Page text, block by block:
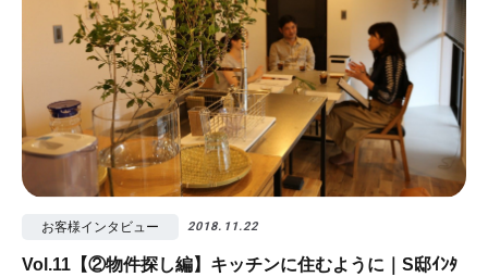
お客様インタビュー 2018.11.22
Vol.11【②物件探し編】キッチンに住むように｜S邸ｲﾝﾀ